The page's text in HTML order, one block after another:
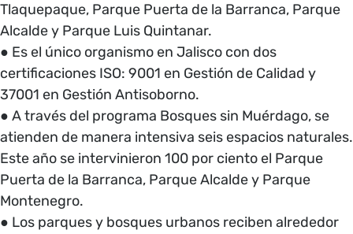
Tlaquepaque, Parque Puerta de la Barranca, Parque
Alcalde y Parque Luis Quintanar.
● Es el único organismo en Jalisco con dos
certificaciones ISO: 9001 en Gestión de Calidad y
37001 en Gestión Antisoborno.
● A través del programa Bosques sin Muérdago, se
atienden de manera intensiva seis espacios naturales.
Este año se intervinieron 100 por ciento el Parque
Puerta de la Barranca, Parque Alcalde y Parque
Montenegro.
● Los parques y bosques urbanos reciben alrededor